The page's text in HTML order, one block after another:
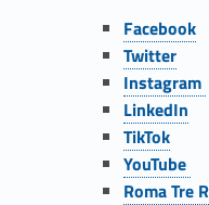
Link identifier #identifier__126666-3
Facebook
Link identifier #identifier__150553-4
Twitter
Link identifier #identifier__94287-5
Instagram
Link identifier #identifier__19631-6
LinkedIn
Link identifier #identifier__16075-7
TikTok
Link identifier #identifier__113930-8
YouTube
Link identifier #identifier__121179-9
Roma Tre